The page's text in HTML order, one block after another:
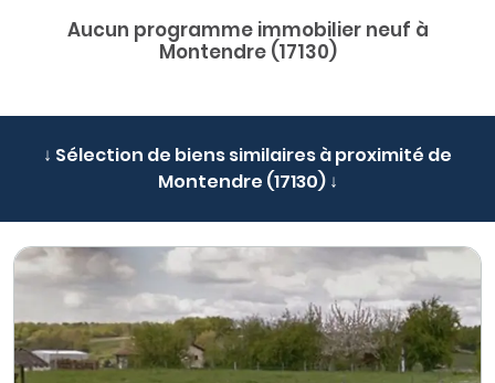
Aucun programme immobilier neuf à
Montendre (17130)
↓ Sélection de biens similaires à proximité de
Montendre (17130) ↓